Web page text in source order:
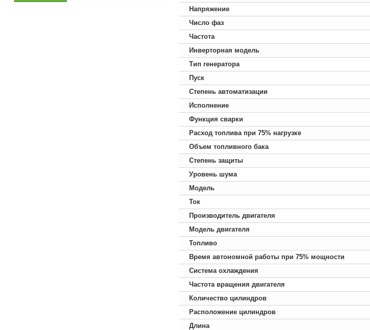
Напряжение
Число фаз
Частота
Инверторная модель
Тип генератора
Пуск
Степень автоматизации
Исполнение
Функция сварки
Расход топлива при 75% нагрузке
Объем топливного бака
Степень защиты
Уровень шума
Модель
Ток
Производитель двигателя
Модель двигателя
Топливо
Время автономной работы при 75% мощности
Система охлаждения
Частота вращения двигателя
Количество цилиндров
Расположение цилиндров
Длина